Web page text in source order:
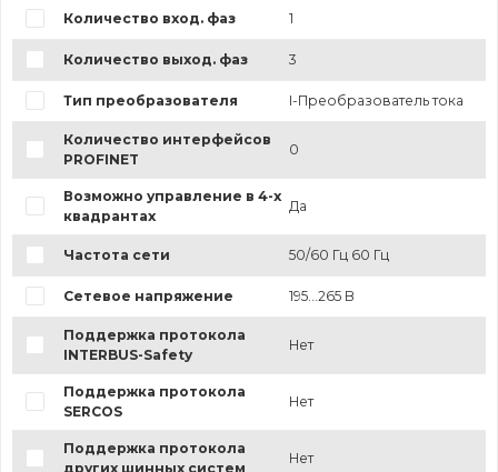
Количество вход. фаз 1
Количество выход. фаз 3
Тип преобразователя I-Преобразователь тока
Количество интерфейсов
PROFINET
0
Возможно управление в 4-х
квадрантах
Да
Частота сети 50/60 Гц 60 Гц
Сетевое напряжение 195...265 В
Поддержка протокола
INTERBUS-Safety
Нет
Поддержка протокола
SERCOS
Нет
Поддержка протокола
других шинных систем
Нет